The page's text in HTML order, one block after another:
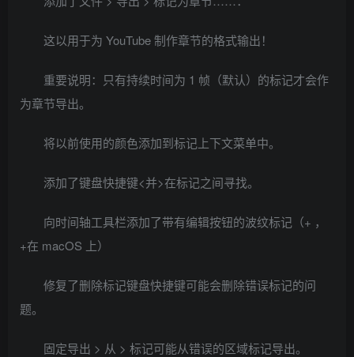
这以用于为 YouTube 制作章节的格式输出！
重要说明：只有持续时间为 1 帧（默认）的标记才会作
为章节导出。
将以前使用的颜色添加到标记上下文菜单中。
添加了键盘快捷键<并>在标记之间寻找。
向时间轴工具栏添加了带有编辑按钮的波纹标记（+ ，
+在 macOS 上）
修复了删除标记键盘快捷键可能会删除错误标记的问
题。
固定导出 > 从 > 标记可能从错误的区域标记导出。